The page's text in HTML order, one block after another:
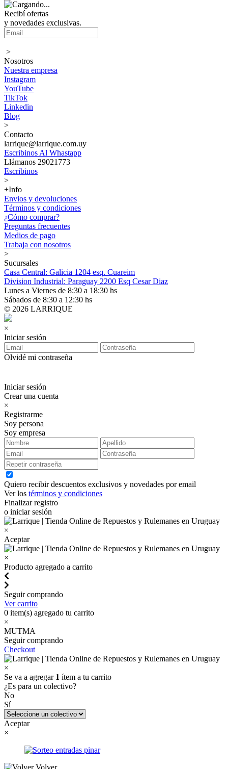
Recibí ofertas
y novedades exclusivas.
>
Nosotros
Nuestra empresa
Instagram
YouTube
TikTok
Linkedin
Blog
>
Contacto
larrique@larrique.com.uy
Escribinos Al Whastapp
Llámanos 29021773
Escribinos
>
+Info
Envios y devoluciones
Términos y condiciones
¿Cómo comprar?
Preguntas frecuentes
Medios de pago
Trabaja con nosotros
>
Sucursales
Casa Central: Galicia 1204 esq. Cuareim
Division Industrial: Paraguay 2200 Esq Cesar Diaz
Lunes a Viernes de 8:30 a 18:30 hs
Sábados de 8:30 a 12:30 hs
© 2026 LARRIQUE
×
Iniciar sesión
Olvidé mi contraseña
Iniciar sesión
Crear una cuenta
×
Registrarme
Soy persona
Soy empresa
Quiero recibir descuentos exclusivos y novedades por email
Ver los términos y condiciones
Finalizar registro
o iniciar sesión
×
Aceptar
×
Producto agregado a carrito
Seguir comprando
Ver carrito
0 item(s) agregado tu carrito
×
MUTMA
Seguir comprando
Checkout
×
Se va a agregar 1 ítem a tu carrito
¿Es para un colectivo?
No
Sí
Aceptar
×
Volver